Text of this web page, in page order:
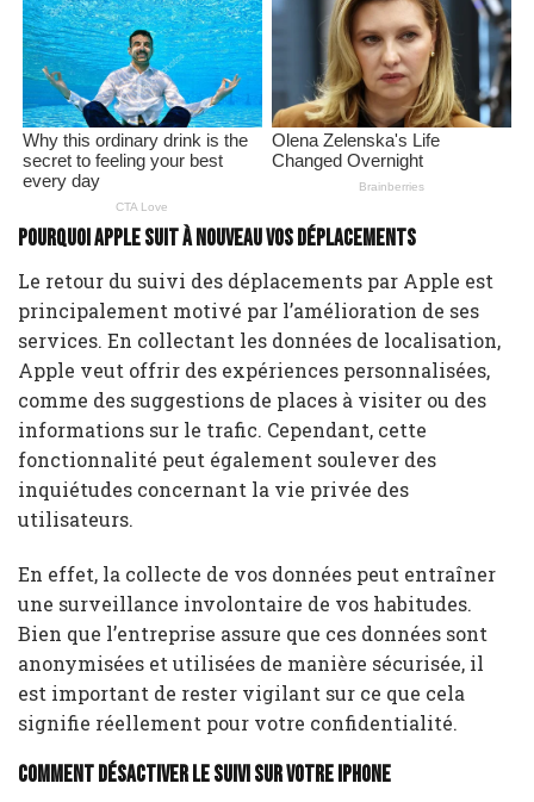
Pourquoi Apple suit à nouveau vos déplacements
Le retour du suivi des déplacements par Apple est
principalement motivé par l’amélioration de ses
services. En collectant les données de localisation,
Apple veut offrir des expériences personnalisées,
comme des suggestions de places à visiter ou des
informations sur le trafic. Cependant, cette
fonctionnalité peut également soulever des
inquiétudes concernant la vie privée des
utilisateurs.
En effet, la collecte de vos données peut entraîner
une surveillance involontaire de vos habitudes.
Bien que l’entreprise assure que ces données sont
anonymisées et utilisées de manière sécurisée, il
est important de rester vigilant sur ce que cela
signifie réellement pour votre confidentialité.
Comment désactiver le suivi sur votre iPhone